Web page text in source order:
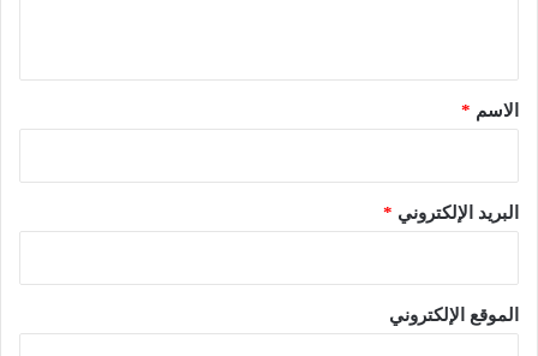
*الاسم *
البريد الإلكتروني *
الموقع الإلكتروني